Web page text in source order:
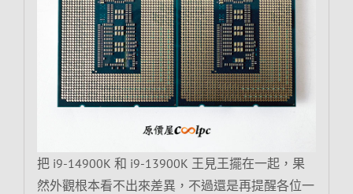
把 i9-14900K 和 i9-13900K 王見王擺在一起，果
然外觀根本看不出來差異，不過還是再提醒各位一